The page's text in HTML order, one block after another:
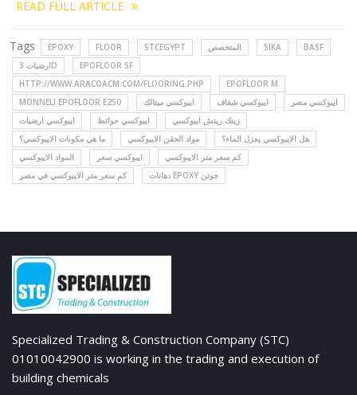
READ FULL ARTICLE
Tags EPOXY FLOOR STCEGYPT المتخصص SIKA
BASF
ارضيات 3D
EPOFLOOR SF
HTTP://WWW.ARACOACM.COM/FLOORING.PHP
EPOFLOOR M
MONNELI EPOFLOOR E250
ايبوكسي ميتالك ايبوكسي شفاف
ايبوكسي مصر
ايبوكسي ارضيات
ايبوكسي حوائط
زينك ريتش ايبوكسي
ما هي مكونات الايبوكسي؟
مواد الحقن الايبوكسي
هل الايبوكسي يعزل الماء؟
المواد الايبوكسي
ايبوكسي سعر
كم سعر متر الايبوكسي
كم سعر متر الايبوكسي في مصر
دهانات EPOXY جوتن
Specialized Trading & Construction Company (STC)
01010042900 is working in the trading and execution of
building chemicals